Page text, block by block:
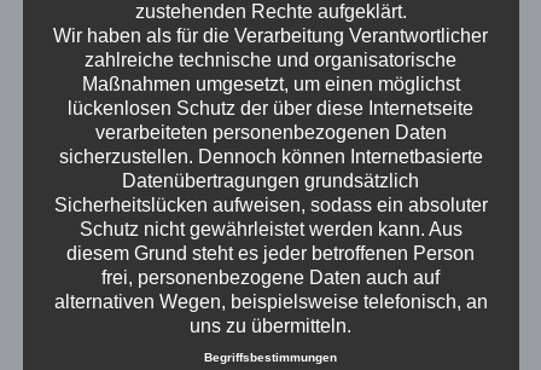
zustehenden Rechte aufgeklärt.
Wir haben als für die Verarbeitung Verantwortlicher
zahlreiche technische und organisatorische
Maßnahmen umgesetzt, um einen möglichst
lückenlosen Schutz der über diese Internetseite
verarbeiteten personenbezogenen Daten
sicherzustellen. Dennoch können Internetbasierte
Datenübertragungen grundsätzlich
Sicherheitslücken aufweisen, sodass ein absoluter
Schutz nicht gewährleistet werden kann. Aus
diesem Grund steht es jeder betroffenen Person
frei, personenbezogene Daten auch auf
alternativen Wegen, beispielsweise telefonisch, an
uns zu übermitteln.
Begriffsbestimmungen